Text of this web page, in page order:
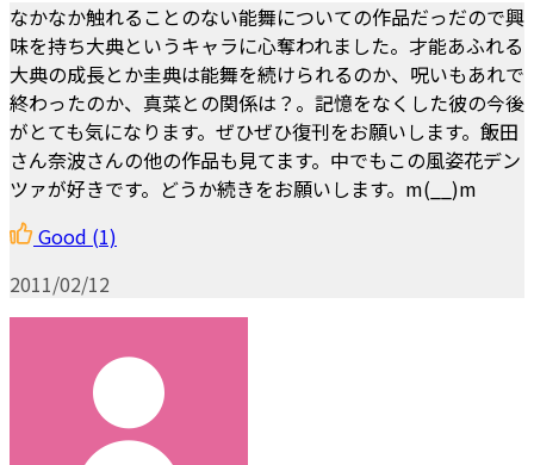
なかなか触れることのない能舞についての作品だっだので興
味を持ち大典というキャラに心奪われました。才能あふれる
大典の成長とか圭典は能舞を続けられるのか、呪いもあれで
終わったのか、真菜との関係は？。記憶をなくした彼の今後
がとても気になります。ぜひぜひ復刊をお願いします。飯田
さん奈波さんの他の作品も見てます。中でもこの風姿花デン
ツァが好きです。どうか続きをお願いします。m(__)m
Good (1)
2011/02/12